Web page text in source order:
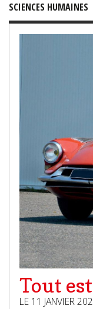
SCIENCES HUMAINES
Tout
LE 11 JANVIER